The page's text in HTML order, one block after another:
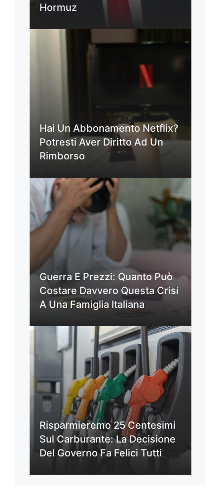
Hormuz
Hai Un Abbonamento Netflix?
Potresti Aver Diritto Ad Un
Rimborso
Guerra E Prezzi: Quanto Può
Costare Davvero Questa Crisi
A Una Famiglia Italiana
Risparmieremo 25 Centesimi
Sul Carburante: La Decisione
Del Governo Fa Felici Tutti